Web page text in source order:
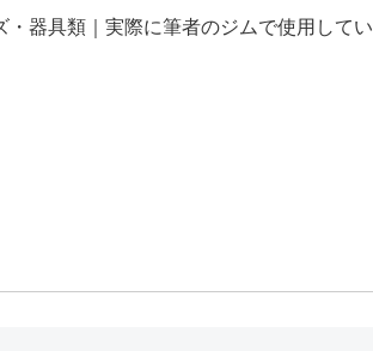
・器具類｜実際に筆者のジムで使用して